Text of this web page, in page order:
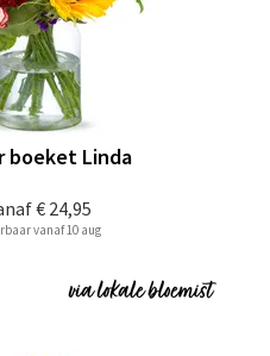
€ 24,95
boeket Linda
vanaf 10 aug